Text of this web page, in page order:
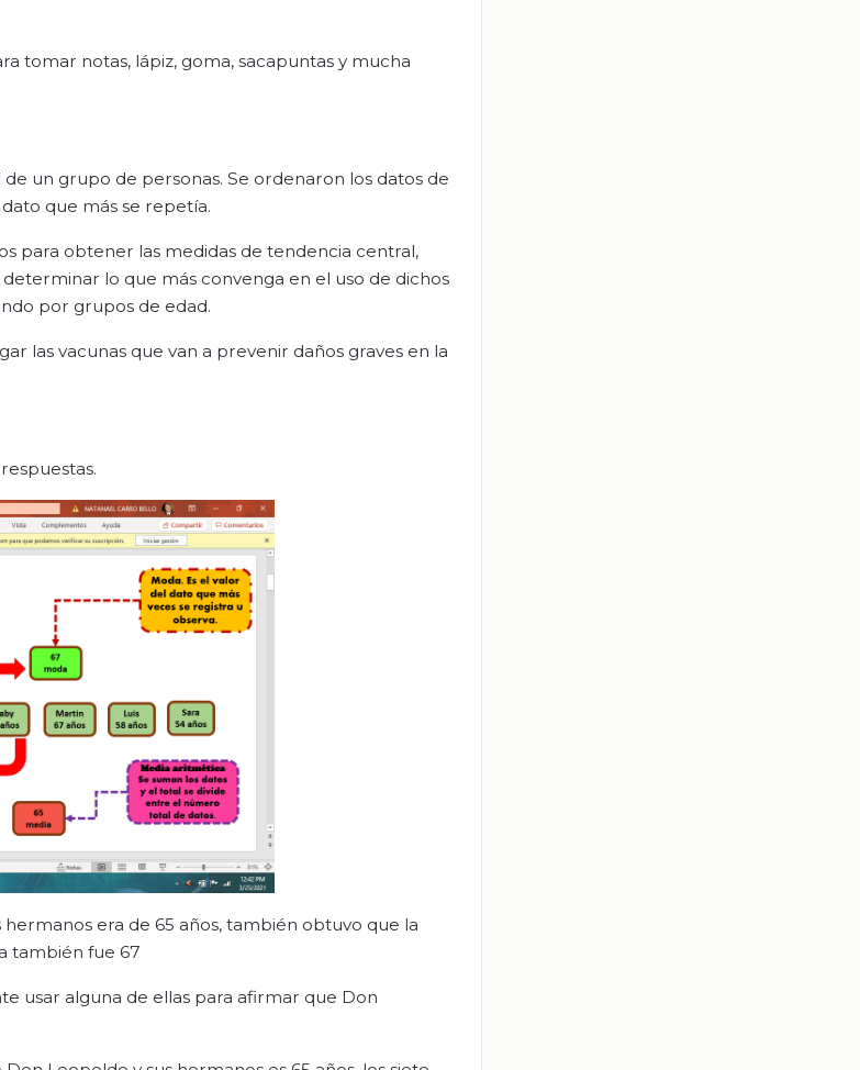
tomar notas, lápiz, goma, sacapuntas y mucha
un grupo de personas. Se ordenaron los datos de
que más se repetía.
para obtener las medidas de tendencia central,
lo que más convenga en el uso de dichos
por grupos de edad.
las vacunas que van a prevenir daños graves en la
era de 65 años, también obtuvo que la
también fue 67
usar alguna de ellas para afirmar que Don